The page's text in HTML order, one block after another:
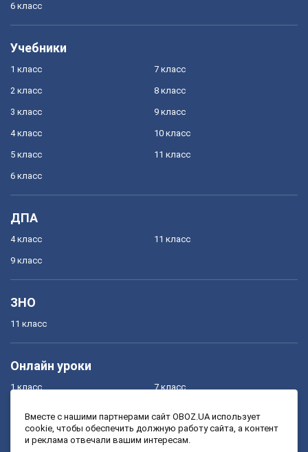
6 класс
Учебники
1 класс
2 класс
3 класс
4 класс
5 класс
6 класс
7 класс
8 класс
9 класс
10 класс
11 класс
ДПА
4 класс
9 класс
11 класс
ЗНО
11 класс
Онлайн уроки
1 класс
3 класс
7 класс
9 класс
Вместе с нашими партнерами сайт OBOZ.UA использует
cookie, чтобы обеспечить должную работу сайта, а контент
и реклама отвечали вашим интересам.